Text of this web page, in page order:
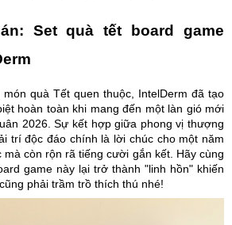
Set quà tết board game
quà Tết quen thuộc, IntelDerm đã tạo
hoàn toàn khi mang đến một làn gió mới
2026. Sự kết hợp giữa phong vị thượng
trí độc đáo chính là lời chúc cho một năm
mà còn rộn rã tiếng cười gắn kết. Hãy cùng
game này lại trở thành "linh hồn" khiến
phải trầm trồ thích thú nhé!